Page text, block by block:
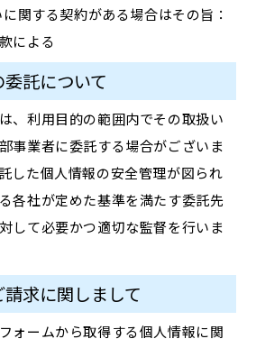
関する契約がある場合はその旨：
による
託について
、利用目的の範囲内でその取扱い
事業者に委託する場合がございま
した個人情報の安全管理が図られ
各社が定めた基準を満たす委託先
して必要かつ適切な監督を行いま
求に関しまして
ォームから取得する個人情報に関